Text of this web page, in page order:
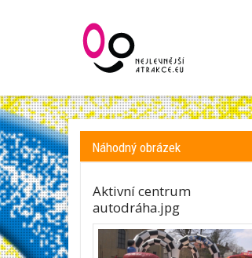
Náhodný obrázek
Aktivní centrum
autodráha.jpg